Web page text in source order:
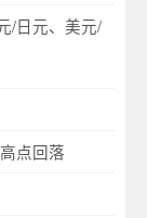
/日元、美元/
点回落